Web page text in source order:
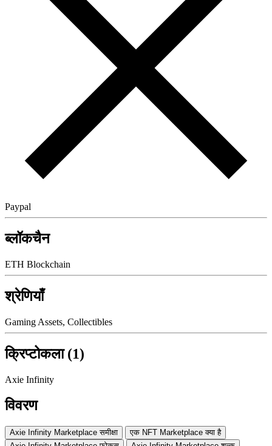
Paypal
ब्लॉकचैन
ETH Blockchain
श्रेणियाँ
Gaming Assets, Collectibles
क्रिप्टोकला (1)
Axie Infinity
विवरण
Axie Infinity Marketplace समीक्षा
एक NFT Marketplace क्या है